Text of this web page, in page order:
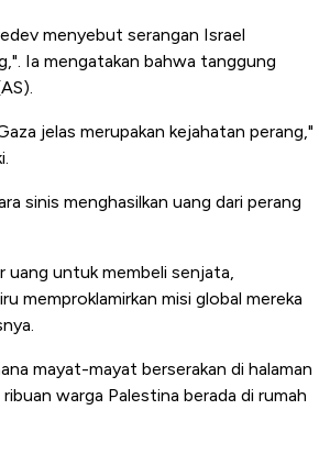
menyebut serangan Israel
Ia mengatakan bahwa tanggung
jelas merupakan kejahatan perang,"
sinis menghasilkan uang dari perang
uang untuk membeli senjata,
memproklamirkan misi global mereka
mayat-mayat berserakan di halaman
ribuan warga Palestina berada di rumah
Emas Jatuh Usai Terbang 3 Hari,
yang Sebenarnya Terjadi?